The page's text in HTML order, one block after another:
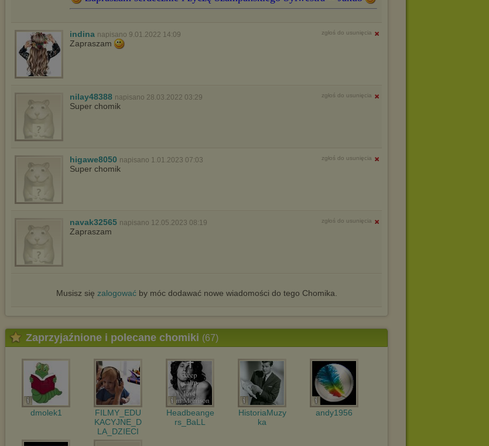
indina napisano 9.01.2022 14:09 zgłoś do usunięcia
Zapraszam
nilay48388 napisano 28.03.2022 03:29 zgłoś do usunięcia
Super chomik
higawe8050 napisano 1.01.2023 07:03 zgłoś do usunięcia
Super chomik
navak32565 napisano 12.05.2023 08:19 zgłoś do usunięcia
Zapraszam
Musisz się zalogowaćby móc dodawać nowe wiadomości do tego Chomika.
Zaprzyjaźnione i polecane chomiki (67)
dmolek1
FILMY_EDU
KACYJNE_D
LA_DZIECI
Headbeange
rs_BaLL
HistoriaMuzy
ka
andy1956